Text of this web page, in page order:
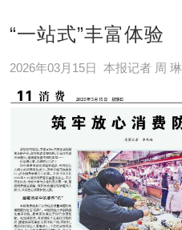
“一站式”丰富体验
2026年03月15日 本报记者 周 琳